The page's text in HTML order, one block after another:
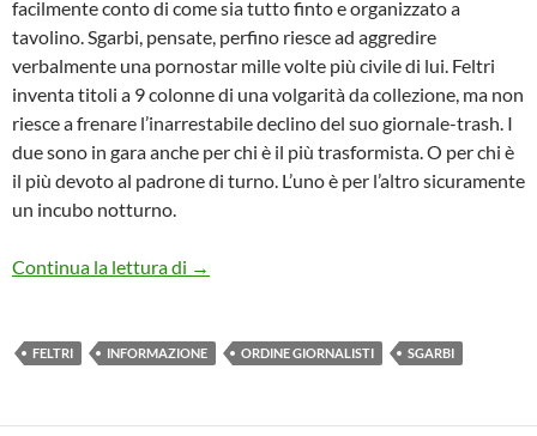
facilmente conto di come sia tutto finto e organizzato a
tavolino. Sgarbi, pensate, perfino riesce ad aggredire
verbalmente una pornostar mille volte più civile di lui. Feltri
inventa titoli a 9 colonne di una volgarità da collezione, ma non
riesce a frenare l’inarrestabile declino del suo giornale-trash. I
due sono in gara anche per chi è il più trasformista. O per chi è
il più devoto al padrone di turno. L’uno è per l’altro sicuramente
un incubo notturno.
Continua la lettura di IL PIRLA
→
FELTRI INFORMAZIONE ORDINE GIORNALISTI SGARBI